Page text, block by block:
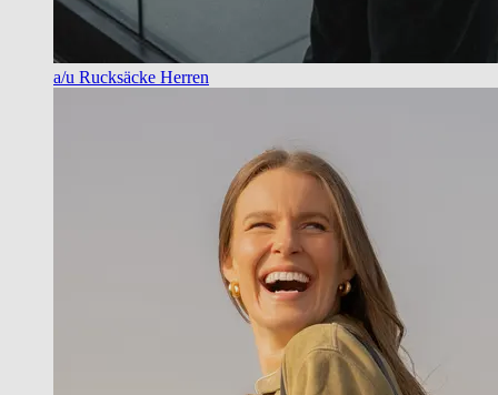
a/u Rucksäcke Herren